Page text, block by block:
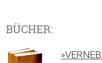
BÜCHER: